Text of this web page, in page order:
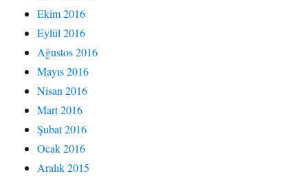
Ekim 2016
Eylül 2016
Ağustos 2016
Mayıs 2016
Nisan 2016
Mart 2016
Şubat 2016
Ocak 2016
Aralık 2015